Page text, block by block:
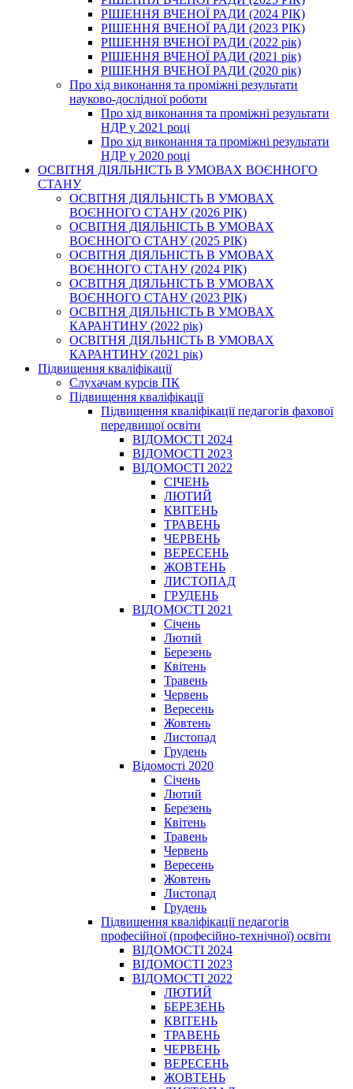
РІШЕННЯ ВЧЕНОЇ РАДИ (2024 РІК)
РІШЕННЯ ВЧЕНОЇ РАДИ (2023 РІК)
РІШЕННЯ ВЧЕНОЇ РАДИ (2022 рік)
РІШЕННЯ ВЧЕНОЇ РАДИ (2021 рік)
РІШЕННЯ ВЧЕНОЇ РАДИ (2020 рік)
Про хід виконання та проміжні результати
науково-дослідної роботи
Про хід виконання та проміжні результати
НДР у 2021 році
Про хід виконання та проміжні результати
НДР у 2020 році
ОСВІТНЯ ДІЯЛЬНІСТЬ В УМОВАХ ВОЄННОГО
СТАНУ
ОСВІТНЯ ДІЯЛЬНІСТЬ В УМОВАХ
ВОЄННОГО СТАНУ (2026 РІК)
ОСВІТНЯ ДІЯЛЬНІСТЬ В УМОВАХ
ВОЄННОГО СТАНУ (2025 РІК)
ОСВІТНЯ ДІЯЛЬНІСТЬ В УМОВАХ
ВОЄННОГО СТАНУ (2024 РІК)
ОСВІТНЯ ДІЯЛЬНІСТЬ В УМОВАХ
ВОЄННОГО СТАНУ (2023 РІК)
ОСВІТНЯ ДІЯЛЬНІСТЬ В УМОВАХ
КАРАНТИНУ (2022 рік)
ОСВІТНЯ ДІЯЛЬНІСТЬ В УМОВАХ
КАРАНТИНУ (2021 рік)
Підвищення кваліфікації
Слухачам курсів ПК
Підвищення кваліфікації
Підвищення кваліфікації педагогів фахової
передвищої освіти
ВІДОМОСТІ 2024
ВІДОМОСТІ 2023
ВІДОМОСТІ 2022
СІЧЕНЬ
ЛЮТИЙ
КВІТЕНЬ
ТРАВЕНЬ
ЧЕРВЕНЬ
ВЕРЕСЕНЬ
ЖОВТЕНЬ
ЛИСТОПАД
ГРУДЕНЬ
ВІДОМОСТІ 2021
Січень
Лютий
Березень
Квітень
Травень
Червень
Вересень
Жовтень
Листопад
Грудень
Відомості 2020
Січень
Лютий
Березень
Квітень
Травень
Червень
Вересень
Жовтень
Листопад
Грудень
Підвищення кваліфікації педагогів
професійної (професійно-технічної) освіти
ВІДОМОСТІ 2024
ВІДОМОСТІ 2023
ВІДОМОСТІ 2022
ЛЮТИЙ
БЕРЕЗЕНЬ
КВІТЕНЬ
ТРАВЕНЬ
ЧЕРВЕНЬ
ВЕРЕСЕНЬ
ЖОВТЕНЬ